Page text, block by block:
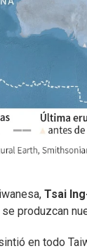
Tsai
produzcan
en todo